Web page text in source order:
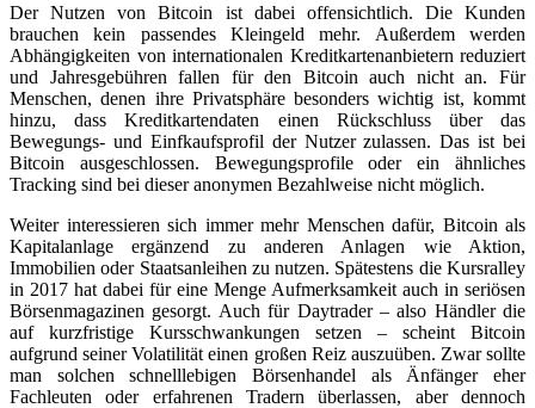
Der Nutzen von Bitcoin ist dabei offensichtlich. Die Kunden
brauchen kein passendes Kleingeld mehr. Außerdem werden
Abhängigkeiten von internationalen Kreditkartenanbietern reduziert
und Jahresgebühren fallen für den Bitcoin auch nicht an. Für
Menschen, denen ihre Privatsphäre besonders wichtig ist, kommt
hinzu, dass Kreditkartendaten einen Rückschluss über das
Bewegungs- und Einfkaufsprofil der Nutzer zulassen. Das ist bei
Bitcoin ausgeschlossen. Bewegungsprofile oder ein ähnliches
Tracking sind bei dieser anonymen Bezahlweise nicht möglich.
Weiter interessieren sich immer mehr Menschen dafür, Bitcoin als
Kapitalanlage ergänzend zu anderen Anlagen wie Aktion,
Immobilien oder Staatsanleihen zu nutzen. Spätestens die Kursralley
in 2017 hat dabei für eine Menge Aufmerksamkeit auch in seriösen
Börsenmagazinen gesorgt. Auch für Daytrader – also Händler die
auf kurzfristige Kursschwankungen setzen – scheint Bitcoin
aufgrund seiner Volatilität einen großen Reiz auszuüben. Zwar sollte
man solchen schnelllebigen Börsenhandel als Änfänger eher
Fachleuten oder erfahrenen Tradern überlassen, aber dennoch